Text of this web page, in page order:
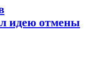
идею отмены